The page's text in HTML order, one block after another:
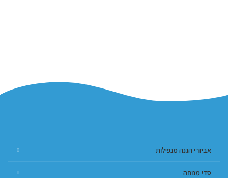
אביזרי הגנה מנפילות
סדי מנוחה